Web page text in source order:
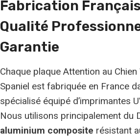
Fabrication
Qualité
Garantie
Chaque plaque Attention au
Spaniel est fabriquée en France
spécialisé équipé d’imprimantes
Nous utilisons principalement du
aluminium composite résistant